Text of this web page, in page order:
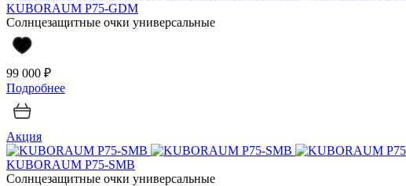
KUBORAUM P75-GDM
Солнцезащитные очки универсальные
99 000 ₽
Подробнее
Акция
KUBORAUM P75-SMB
Солнцезащитные очки универсальные